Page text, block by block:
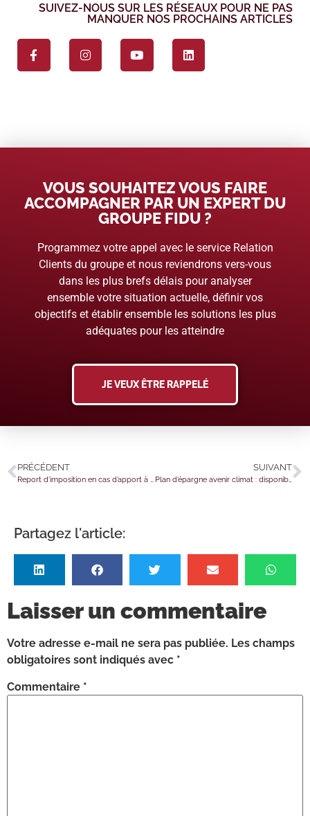
SUIVEZ-NOUS SUR LES RÉSEAUX POUR NE PAS
MANQUER NOS PROCHAINS ARTICLES
VOUS SOUHAITEZ VOUS FAIRE
ACCOMPAGNER PAR UN EXPERT DU
GROUPE FIDU ?
Programmez votre appel avec le service Relation
Clients du groupe et nous reviendrons vers-vous
dans les plus brefs délais pour analyser
ensemble votre situation actuelle, définir vos
objectifs et établir ensemble les solutions les plus
adéquates pour les atteindre
JE VEUX ÊTRE RAPPELÉ
PRÉCÉDENT SUIVANT
Plan d’épargne avenir climat : disponible au 1er juillet 2024
Partagez l'article:
Laisser un commentaire
Votre adresse e-mail ne sera pas publiée. Les champs
obligatoires sont indiqués avec *
Commentaire *